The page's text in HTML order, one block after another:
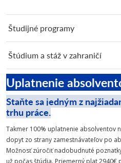
Študijné programy
Štúdium a stáž v zahraničí
Uplatnenie
Staňte sa jedným z
trhu práce.
Takmer 100% uplatnenie absolventov
dopyt zo strany zamestnávateľov po
Možnosť zúročiť nadobudnuté
už počas štúdia. Priemerný plat 2940€